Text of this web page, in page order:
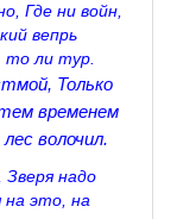
районе
Где ни войн,
вепрь
то ли тур.
Только
временем
волочил.
Зверя надо
это, на